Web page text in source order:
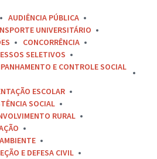
AUDIÊNCIA PÚBLICA
UNIVERSITÁRIO
CONCORRÊNCIA
SELETIVOS
E CONTROLE SOCIAL
ESCOLAR
SOCIAL
RURAL
E DEFESA CIVIL